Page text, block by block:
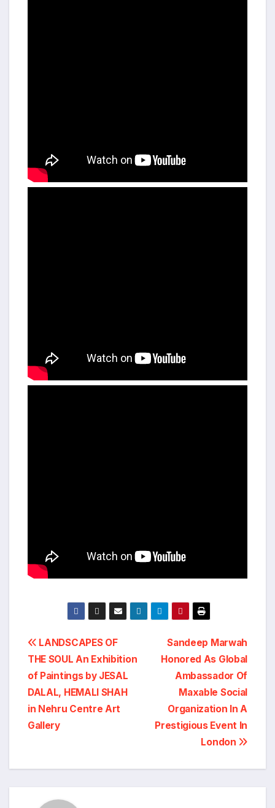
Post
navigation
Sandeep Marwah
Honored As Global
Ambassador Of
Maxable Social
Organization In A
Prestigious Event In
London
LANDSCAPES OF
THE SOUL An Exhibition
of Paintings by JESAL
DALAL, HEMALI SHAH
in Nehru Centre Art
Gallery